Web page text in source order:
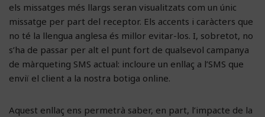
els missatges més llargs seran visualitzats com un únic
missatge per part del receptor. Els accents i caràcters que
no té la llengua anglesa és millor evitar-los. I, sobretot, no
s’ha de passar per alt el punt fort de qualsevol campanya
de màrqueting SMS actual: incloure un enllaç a l’SMS que
enviï el client a la nostra botiga online.
Aquest enllaç ens permetrà saber, en part, l’impacte de la